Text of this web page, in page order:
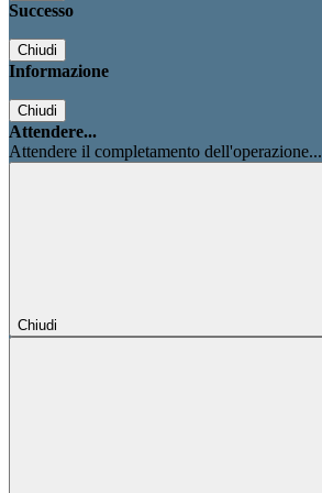
Successo
Chiudi
Informazione
Chiudi
Attendere...
Attendere il completamento dell'operazione...
Chiudi